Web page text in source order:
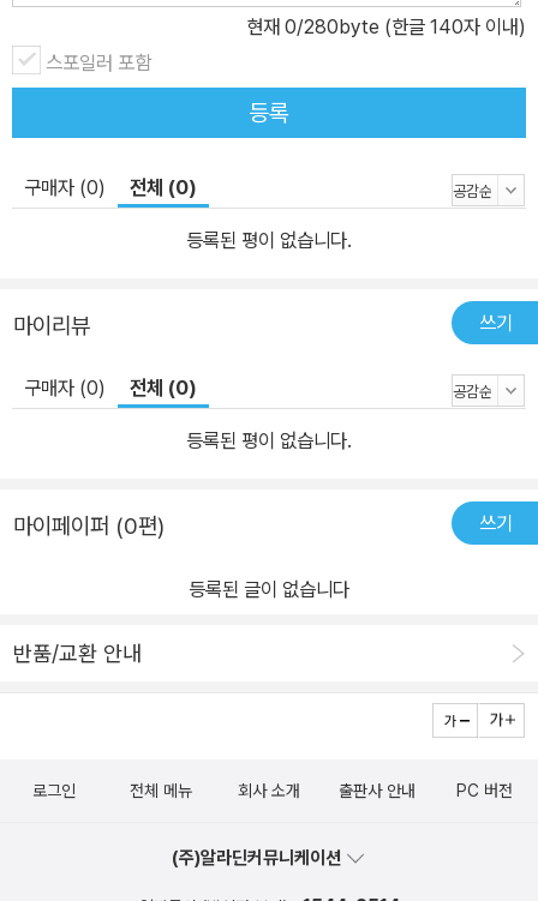
현재 0/280byte (한글 140자 이내)
스포일러 포함
등록
구매자 (0) 전체 (0)
등록된 평이 없습니다.
마이리뷰 쓰기
구매자 (0) 전체 (0)
등록된 평이 없습니다.
마이페이퍼 (0편) 쓰기
등록된 글이 없습니다
반품/교환 안내
로그인 전체 메뉴 회사 소개 출판사 안내 PC 버전
(주)알라딘커뮤니케이션